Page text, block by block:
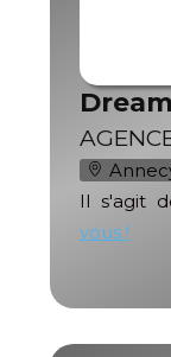
Il s'agit
vous !